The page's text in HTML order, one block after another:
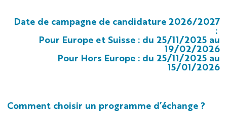
Date de campagne de candidature 2026/2027
:
Pour Europe et Suisse : du 25/11/2025 au
19/02/2026
Pour Hors Europe : du 25/11/2025 au
15/01/2026
Comment choisir un programme d’échange ?